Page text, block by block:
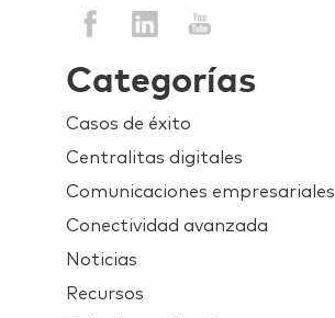
Categorías
Casos de éxito
Centralitas digitales
Comunicaciones empresariales
Conectividad avanzada
Noticias
Recursos